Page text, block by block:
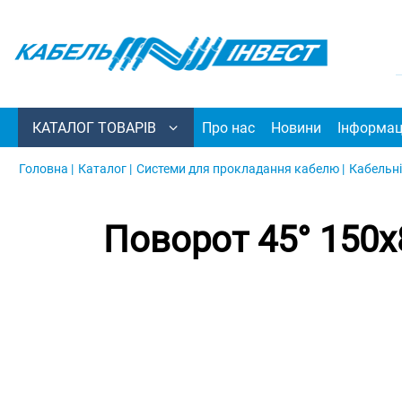
КАТАЛОГ ТОВАРІВ Про нас Новини
Головна | Каталог | Системи для прокладання кабелю |
Поворот 45°